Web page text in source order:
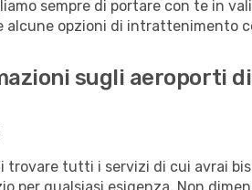
sempre di portare con te in
alcune opzioni di intrattenimento
sugli aeroporti
trovare tutti i servizi di cui avrai